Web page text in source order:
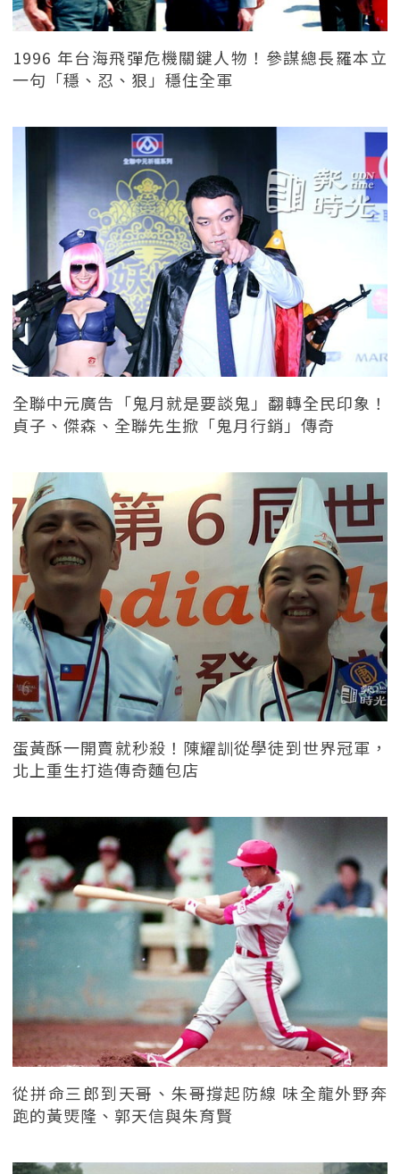
1996 年台海飛彈危機關鍵人物！參謀總長羅本立
一句「穩、忍、狠」穩住全軍
全聯中元廣告「鬼月就是要談鬼」翻轉全民印象！
貞子、傑森、全聯先生掀「鬼月行銷」傳奇
蛋黃酥一開賣就秒殺！陳耀訓從學徒到世界冠軍，
北上重生打造傳奇麵包店
從拼命三郎到天哥、朱哥撐起防線 味全龍外野奔
跑的黃煚隆、郭天信與朱育賢